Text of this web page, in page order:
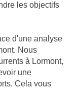
les objectifs
d'une analyse
Nous
à Lormont,
une
Cela vous